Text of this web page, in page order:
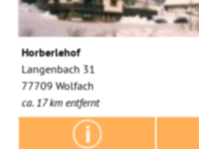
Horberlehof
Langenbach 31
77709 Wolfach
ca. 17 km entfernt